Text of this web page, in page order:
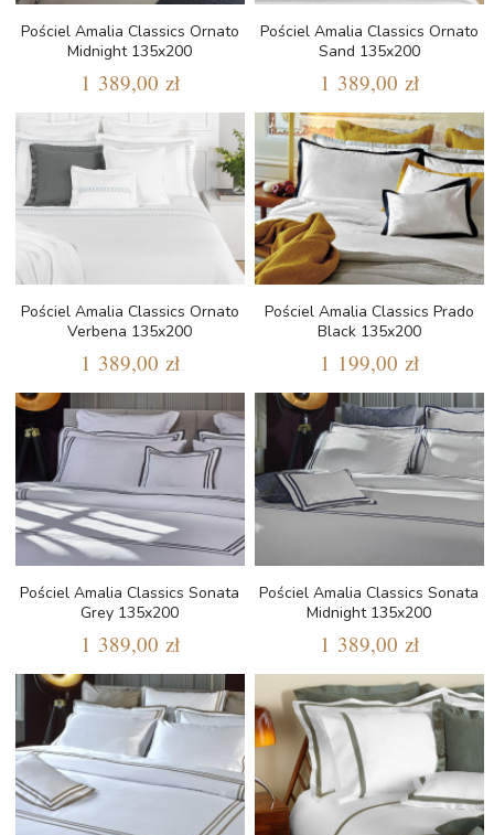
Pościel Amalia Classics Ornato
Midnight 135x200
1 389,00 zł
Pościel Amalia Classics Ornato
Sand 135x200
1 389,00 zł
Pościel Amalia Classics Ornato
Verbena 135x200
1 389,00 zł
Pościel Amalia Classics Prado
Black 135x200
1 199,00 zł
Pościel Amalia Classics Sonata
Grey 135x200
1 389,00 zł
Pościel Amalia Classics Sonata
Midnight 135x200
1 389,00 zł